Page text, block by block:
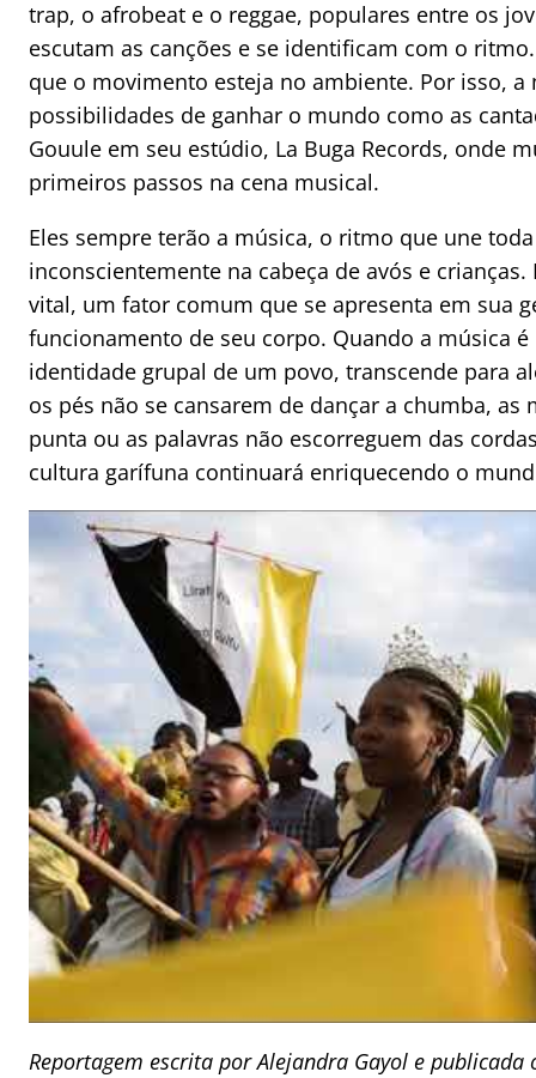
trap, o afrobeat e o reggae, populares entre os
escutam as canções e se identificam com o
que o movimento esteja no ambiente. Por isso,
possibilidades de ganhar o mundo como as
Gouule em seu estúdio, La Buga Records, onde
primeiros passos na cena musical.
Eles sempre terão a música, o ritmo que une
inconscientemente na cabeça de avós e
vital, um fator comum que se apresenta em sua
funcionamento de seu corpo. Quando a música
identidade grupal de um povo, transcende para
os pés não se cansarem de dançar a chumba, as
punta ou as palavras não escorreguem das
cultura garífuna continuará enriquecendo o
Reportagem escrita por Alejandra Gayol e